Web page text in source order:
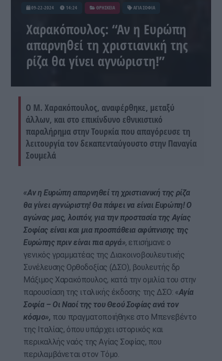
09-22-2024 14:24 ΘΡΗΣΚΕΙΑ ΑΓΙΑ ΣΟΦΙΑ
Χαρακόπουλος: “Αν η Ευρώπη
απαρνηθεί τη χριστιανική της
ρίζα θα γίνει αγνώριστη!”
Ο Μ. Χαρακόπουλος, αναφέρθηκε, μεταξύ
άλλων, και στο επικίνδυνο εθνικιστικό
παραλήρημα στην Τουρκία που απαγόρευσε τη
λειτουργία τον δεκαπενταύγουστο στην Παναγία
Σουμελά
«Αν η Ευρώπη απαρνηθεί τη χριστιανική της ρίζα
θα γίνει αγνώριστη! Θα πάψει να είναι Ευρώπη! Ο
αγώνας μας, λοιπόν, για την προστασία της Αγίας
Σοφίας είναι και μια προσπάθεια αφύπνισης της
Ευρώπης πριν είναι πια αργά», επισήμανε ο
γενικός γραμματέας της Διακοινοβουλευτικής
Συνέλευσης Ορθοδοξίας (ΔΣΟ), βουλευτής δρ
Μάξιμος Χαρακόπουλος, κατά την ομιλία του στην
παρουσίαση της ιταλικής έκδοσης της ΔΣΟ: «Αγία
Σοφία – Οι Ναοί της του Θεού Σοφίας ανά τον
κόσμο», που πραγματοποιήθηκε στο Μπενεβέντο
της Ιταλίας, όπου υπάρχει ιστορικός και
περικαλλής ναός της Αγίας Σοφίας, που
περιλαμβάνεται στον Τόμο.